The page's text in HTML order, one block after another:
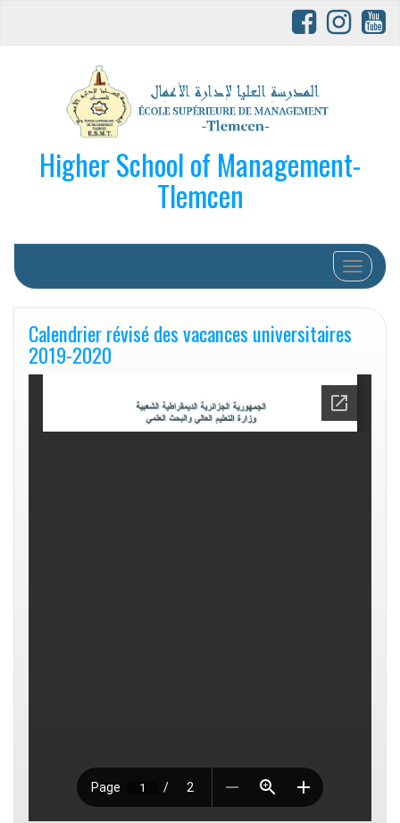
Higher School of Management-
Tlemcen
Afficher/
Calendrier révisé des vacances universitaires
2019-2020